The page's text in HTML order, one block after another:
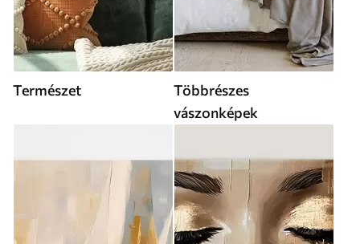
Természet
Többrészes
vászonképek